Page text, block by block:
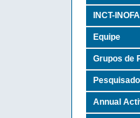
INCT-
Equipe
Grupos de
Annual